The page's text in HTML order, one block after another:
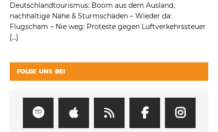
Deutschlandtourismus: Boom aus dem Ausland,
nachhaltige Nähe & Sturmschäden – Wieder da:
Flugscham – Nie weg: Proteste gegen Luftverkehrssteuer
[…]
FOLGE UNS BEI